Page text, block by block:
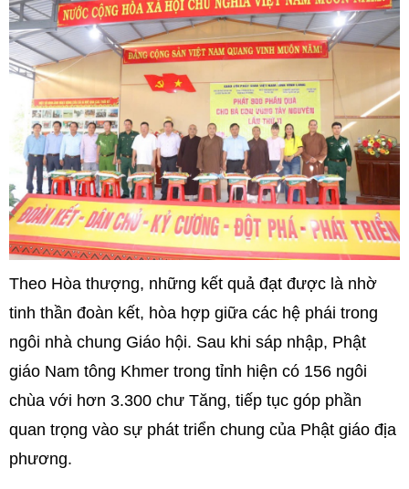
Theo Hòa thượng, những kết quả đạt được là nhờ
tinh thần đoàn kết, hòa hợp giữa các hệ phái trong
ngôi nhà chung Giáo hội. Sau khi sáp nhập, Phật
giáo Nam tông Khmer trong tỉnh hiện có 156 ngôi
chùa với hơn 3.300 chư Tăng, tiếp tục góp phần
quan trọng vào sự phát triển chung của Phật giáo địa
phương.